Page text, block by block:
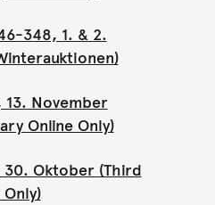
348, 1. & 2.
November
Online Only)
30. Oktober (Third